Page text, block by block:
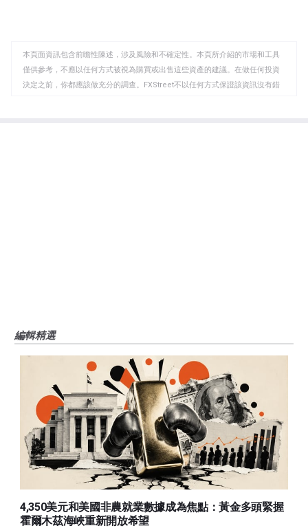
板
本頁面資訊包含前瞻性陳述，涉及風險和不確定性。本頁所介紹的市場和工具
僅供參考，不應以任何方式被視為購買或出售這些資產的建議。在做任何投資
決定之前，你都應該做充分的調查。FXStreet不以任何方式保證該資訊沒有錯
編輯精選
4,350美元和美國非農就業數據成為焦點：黃金多頭緊握
霍爾木茲海峽重新開放希望